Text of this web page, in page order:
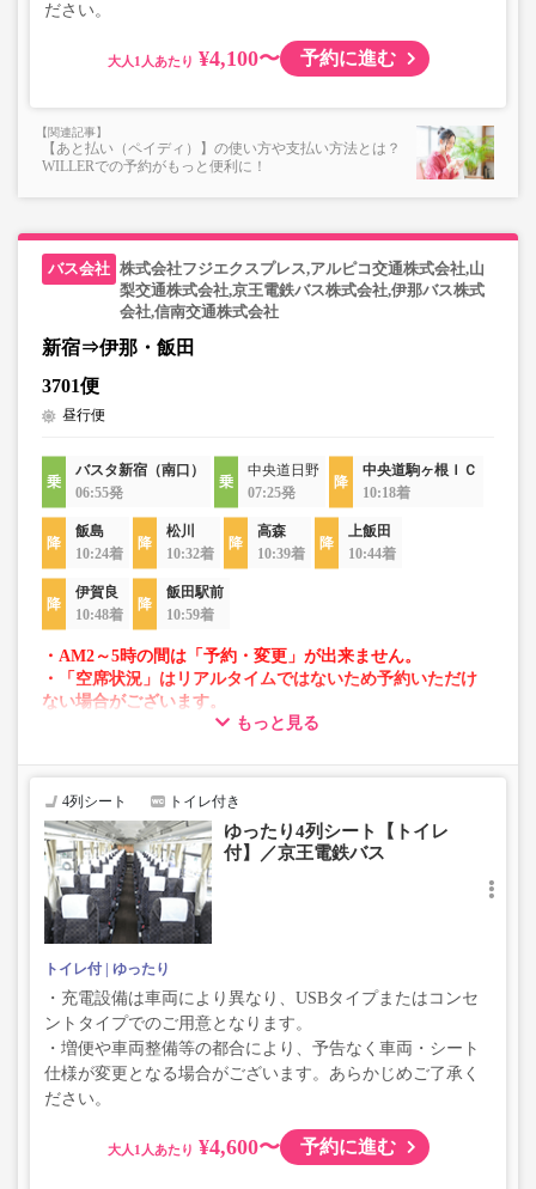
ださい。
大人 ¥4,100〜 予約に進む
【あと払い（ペイディ）】の使い方や支払い方法とは？
WILLERでの予約がもっと便利に！
株式会社フジエクスプレス,アルピコ交通株式会社,山
梨交通株式会社,京王電鉄バス株式会社,伊那バス株式
会社,信南交通株式会社
新宿⇒伊那・飯田
3701便
昼行便
バスタ新宿（南口）
06:55発
中央道日野
07:25発
中央道駒ヶ根ＩＣ
10:18着
飯島
10:24着
松川
10:32着
高森
10:39着
上飯田
10:44着
伊賀良
10:48着
飯田駅前
10:59着
・AM2～5時の間は「予約・変更」が出来ません。
・「空席状況」はリアルタイムではないため予約いただけ
ない場合がございます。
・車両は予告なく変更となる場合がございます。これに伴
で、あらかじめご了承ください。
もっと見る
4列シート トイレ付き
ゆったり4列シート【トイレ
付】／京王電鉄バス
トイレ付 ゆったり
・充電設備は車両により異なり、USBタイプまたはコンセ
ントタイプでのご用意となります。
・増便や車両整備等の都合により、予告なく車両・シート
仕様が変更となる場合がございます。あらかじめご了承く
ださい。
大人 ¥4,600〜 予約に進む